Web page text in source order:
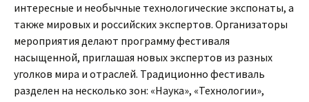
интересные и необычные технологические экспонаты, а
также мировых и российских экспертов. Организаторы
мероприятия делают программу фестиваля
насыщенной, приглашая новых экспертов из разных
уголков мира и отраслей. Традиционно фестиваль
разделен на несколько зон: «Наука», «Технологии»,